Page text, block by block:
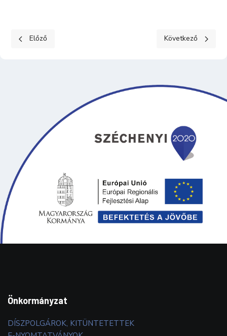
Előző cikk: Képviselő-testületi ülés - 2026. január 26.
Előző Következő cikk:
Következő
Önkormányzat
DÍSZPOLGÁROK, KITÜNTETETTEK